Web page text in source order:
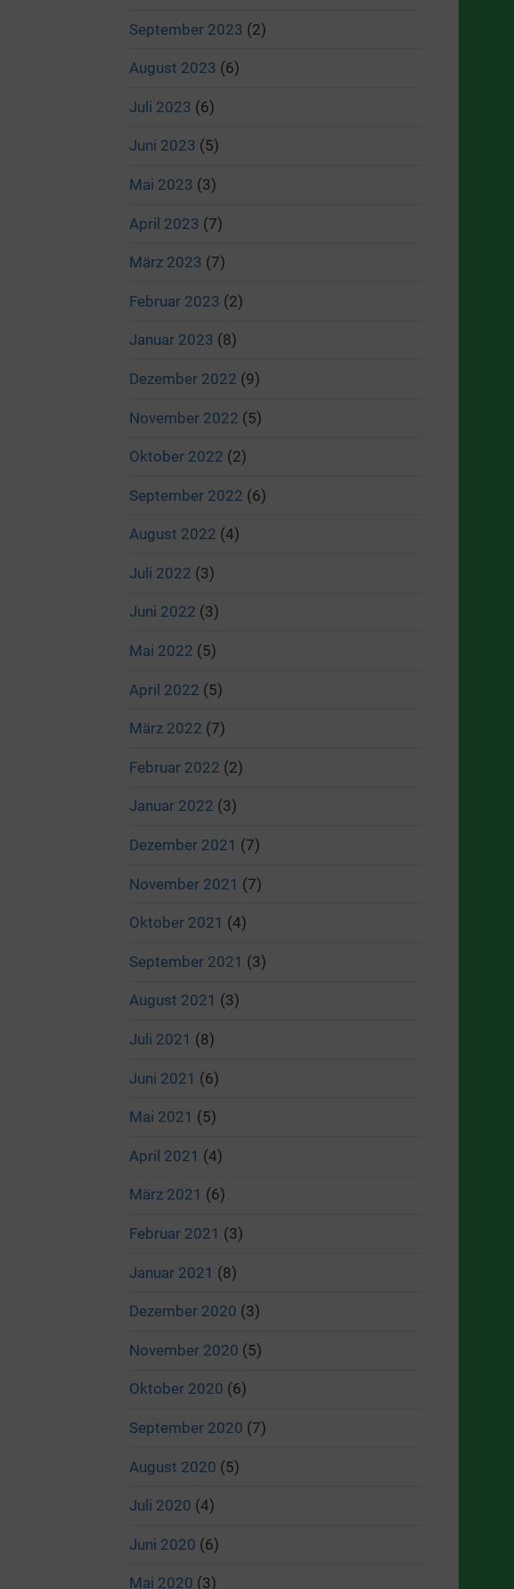
September 2023 (2)
August 2023 (6)
Juli 2023 (6)
Juni 2023 (5)
Mai 2023 (3)
April 2023 (7)
März 2023 (7)
Februar 2023 (2)
Januar 2023 (8)
Dezember 2022 (9)
November 2022 (5)
Oktober 2022 (2)
September 2022 (6)
August 2022 (4)
Juli 2022 (3)
Juni 2022 (3)
Mai 2022 (5)
April 2022 (5)
März 2022 (7)
Februar 2022 (2)
Januar 2022 (3)
Dezember 2021 (7)
November 2021 (7)
Oktober 2021 (4)
September 2021 (3)
August 2021 (3)
Juli 2021 (8)
Juni 2021 (6)
Mai 2021 (5)
April 2021 (4)
März 2021 (6)
Februar 2021 (3)
Januar 2021 (8)
Dezember 2020 (3)
November 2020 (5)
Oktober 2020 (6)
September 2020 (7)
August 2020 (5)
Juli 2020 (4)
Juni 2020 (6)
Mai 2020 (3)